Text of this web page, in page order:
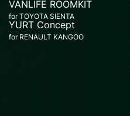
VANLIFE ROOMKIT
for TOYOTA SIENTA
YURT Concept
for RENAULT KANGOO